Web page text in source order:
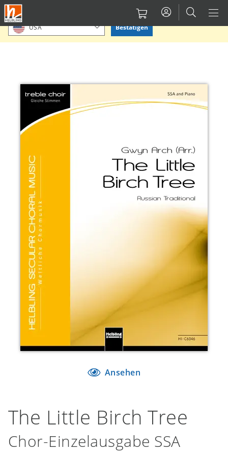
Direkt
zum
Inhalt
Bitte Standort bestätigen oder einen anderen auswählen.
USA Bestätigen
Ansehen
The Little Birch Tree
Chor-Einzelausgabe SSA